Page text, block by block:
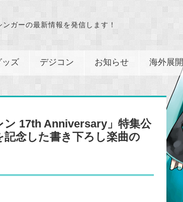
ガーの最新情報を発信します！
ッズ デジコン お知らせ 海外展開
ン 17th Anniversary」特集公
記念した書き下ろし楽曲の